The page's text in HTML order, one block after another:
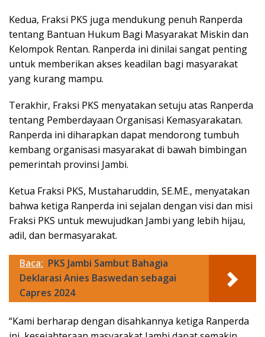
Kedua, Fraksi PKS juga mendukung penuh Ranperda
tentang Bantuan Hukum Bagi Masyarakat Miskin dan
Kelompok Rentan. Ranperda ini dinilai sangat penting
untuk memberikan akses keadilan bagi masyarakat
yang kurang mampu.
Terakhir, Fraksi PKS menyatakan setuju atas Ranperda
tentang Pemberdayaan Organisasi Kemasyarakatan.
Ranperda ini diharapkan dapat mendorong tumbuh
kembang organisasi masyarakat di bawah bimbingan
pemerintah provinsi Jambi.
Ketua Fraksi PKS, Mustaharuddin, SE.ME., menyatakan
bahwa ketiga Ranperda ini sejalan dengan visi dan misi
Fraksi PKS untuk mewujudkan Jambi yang lebih hijau,
adil, dan bermasyarakat.
Baca: PKS Jambi Sambut Bahagia
Deklarasi Anies Baswedan sebagai
Capres 2024
“Kami berharap dengan disahkannya ketiga Ranperda